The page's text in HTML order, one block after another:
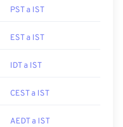
PST a IST
EST a IST
IDT a IST
CEST a IST
AEDT a IST